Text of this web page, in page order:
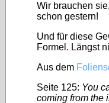
Wir brauchen
schon gestern!
Und für diese
Formel. Längst
Aus dem
Seite 125: You
coming from the